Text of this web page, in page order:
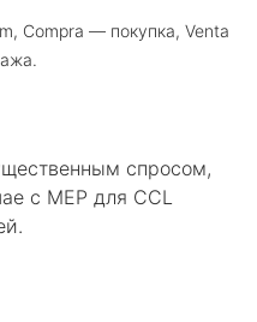
Compra — покупка, Venta
спросом,
с MEP для CCL